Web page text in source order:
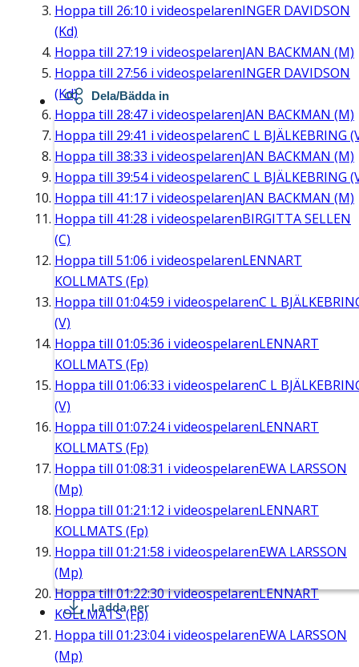
Hoppa till 26:10 i videospelarenINGER DAVIDSON
(Kd)
Hoppa till 27:19 i videospelarenJAN BACKMAN (M)
Hoppa till 27:56 i videospelarenINGER DAVIDSON
(Kd)
Hoppa till 28:47 i videospelarenJAN BACKMAN (M)
Hoppa till 29:41 i videospelarenC L BJÄLKEBRING
Hoppa till 38:33 i videospelarenJAN BACKMAN (M)
Hoppa till 39:54i videospelarenC L BJÄLKEBRING
Hoppa till 41:17 i videospelarenJAN BACKMAN (M)
Hoppa till 41:28 i videospelarenBIRGITTA SELLEN
(C)
Hoppa till 51:06 i videospelarenLENNART
KOLLMATS (Fp)
Hoppa till 01:04:59 i videospelarenC L
(V)
Hoppa till 01:05:36 i videospelarenLENNART
KOLLMATS (Fp)
Hoppa till 01:06:33 i videospelarenC L
(V)
Hoppa till 01:07:24i videospelarenLENNART
KOLLMATS (Fp)
Hoppa till 01:08:31 i videospelarenEWA LARSSON
(Mp)
Hoppa till 01:21:12 i videospelarenLENNART
KOLLMATS (Fp)
Hoppa till 01:21:58 i videospelarenEWA LARSSON
(Mp)
Hoppa till01:22:30i videospelarenLENNART
KOLLMATS (Fp)
Hoppa till 01:23:04i videospelarenEWA LARSSON
(Mp)
Dela/Bädda in
Ladda ner